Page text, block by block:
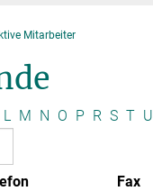
Mitarbeiter
L M N O P R S T U
Fax